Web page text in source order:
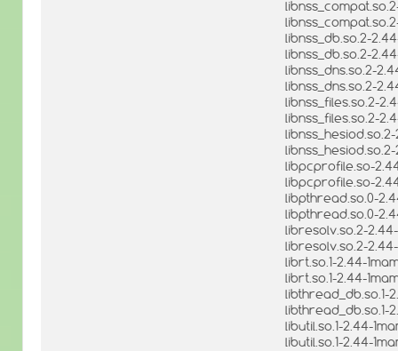
libnss_db.so.2-
libnss_db.so.2-
libnss_dns.so.2-
libnss_dns.so.2-
libnss_files.so.2-
libnss_files.so.2-
libpcprofile.so-
libpcprofile.so-
libpthread.so.0-
libpthread.so.0-
libresolv.so.2-
libresolv.so.2-
librt.so.1-2.44-
librt.so.1-2.44-
libthread_db.so.1-
libthread_db.so.1-
libutil.so.1-2.44-
libutil.so.1-2.44-